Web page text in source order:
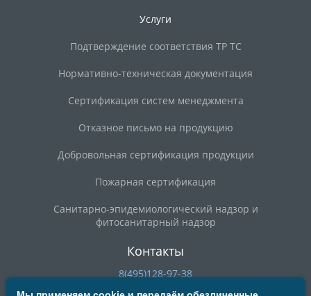
Услуги
Подтверждение соответствия ТР ТС
Нормативно-техническая документация
Сертификация систем менеджмента
Отказное письмо на продукцию
Добровольная сертификация продукции
Пожарная сертификация
Санитарно-эпидемиологический надзор и
фитосанитарный надзор
Контакты
8(495)128-97-38